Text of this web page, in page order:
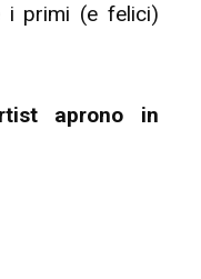
i primi (e felici)
aprono in